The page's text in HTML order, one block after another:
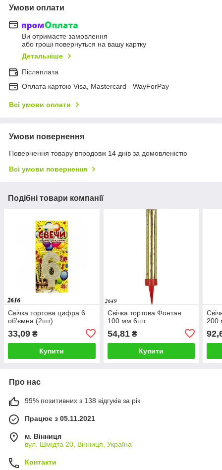
Умови оплати
Ви отримаєте замовлення
або гроші повернуться на вашу картку
Детальніше
Післяплата
Оплата картою Visa, Mastercard - WayForPay
Всі умови оплати
Умови повернення
Повернення товару впродовж 14 днів за домовленістю
Всі умови повернення
Подібні товари компанії
Свічка тортова цифра 6
об'ємна (2шт)
33,09 ₴
Купити
Свічка тортова Фонтан
100 мм 6шт
54,81₴
Купити
200
Про нас
99% позитивних з 138 відгуків за рік
Працює з 05.11.2021
м. Вінниця
вул. Шмідта 20, Вінниця, Україна
Контакти